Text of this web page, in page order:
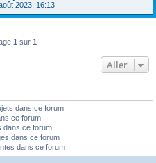
2023, 16:13
1 sur 1
Aller
dans ce forum
ce forum
dans ce forum
dans ce forum
dans ce forum